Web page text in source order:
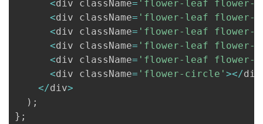
<div className= 'flower-leaf flower-
<div className= 'flower-leaf flower-
<div className= 'flower-leaf flower-
<div className= 'flower-leaf flower-
<div className= 'flower-leaf flower-
<div className= 'flower-circle' ></div
</div>
) ;
} ;